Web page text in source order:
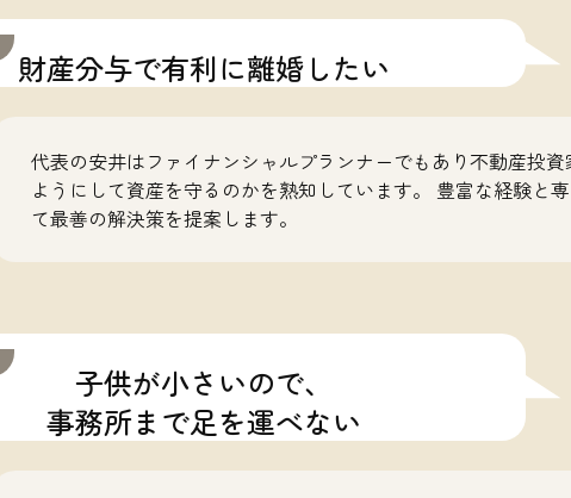
財産分与で有利に離婚したい
代表の安井はファイナンシャルプランナーでもあり不動産投
ようにして資産を守るのかを熟知しています。 豊富な経験と
て最善の解決策を提案します。
子供が小さいので、
事務所まで足を運べない